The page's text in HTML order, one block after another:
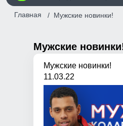
Главная Мужские новинки!
Мужские
Мужские новинки!
11.03.22